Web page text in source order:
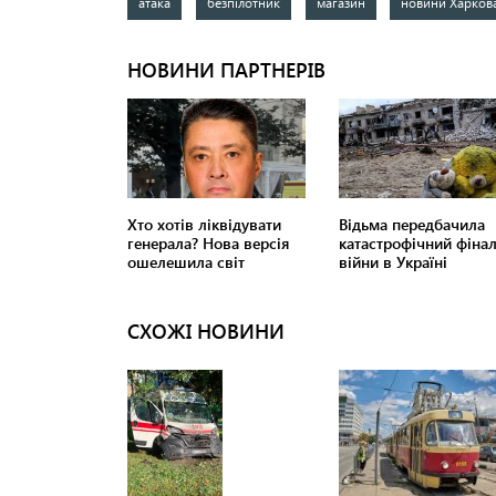
СХОЖІ НОВИНИ